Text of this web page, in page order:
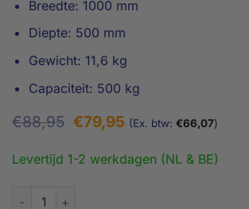
Breedte: 1000 mm
Diepte: 500 mm
Gewicht: 11,6 kg
Capaciteit: 500 kg
€88,95 Oorspronkelijke
prijs
was:
€88,95.
€79,95Huidige
is:
€79,95.
(Ex. btw: €66,07)
Levertijd 1-2 werkdagen (NL & BE)
5 cm - Rubberen drempelhulp - Recht aantal